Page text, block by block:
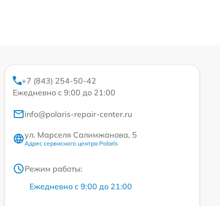
+7 (843) 254-50-42
Ежедневно с 9:00 до 21:00
info@polaris-repair-center.ru
ул. Марселя Салимжанова, 5
Адрес сервисного центра Polaris
Режим работы:
Ежедневно с 9:00 до 21:00